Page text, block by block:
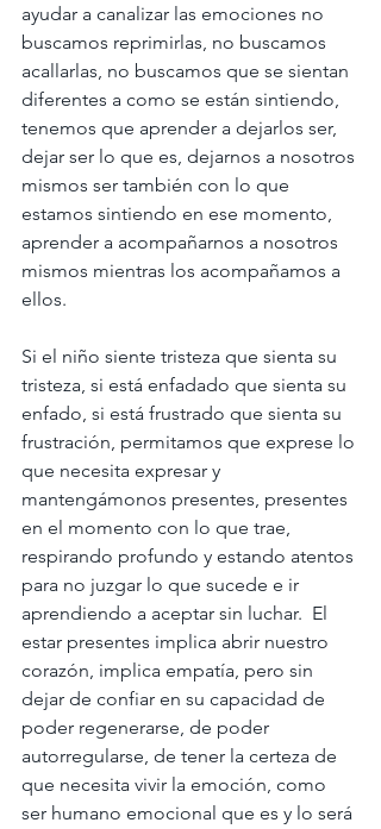
ayudar a canalizar las emociones no
buscamos reprimirlas, no buscamos
acallarlas, no buscamos que se sientan
diferentes a como se están sintiendo,
tenemos que aprender a dejarlos ser,
dejar ser lo que es, dejarnos a nosotros
mismos ser también con lo que
estamos sintiendo en ese momento,
aprender a acompañarnos a nosotros
mismos mientras los acompañamos a
ellos.
Si el niño siente tristeza que sienta su
tristeza, si está enfadado que sienta su
enfado, si está frustrado que sienta su
frustración, permitamos que exprese lo
que necesita expresar y
mantengámonos presentes, presentes
en el momento con lo que trae,
respirando profundo y estando atentos
para no juzgar lo que sucede e ir
aprendiendo a aceptar sin luchar.  El
estar presentes implica abrir nuestro
corazón, implica empatía, pero sin
dejar de confiar en su capacidad de
poder regenerarse, de poder
autorregularse, de tener la certeza de
que necesita vivir la emoción, como
ser humano emocional que es y lo será